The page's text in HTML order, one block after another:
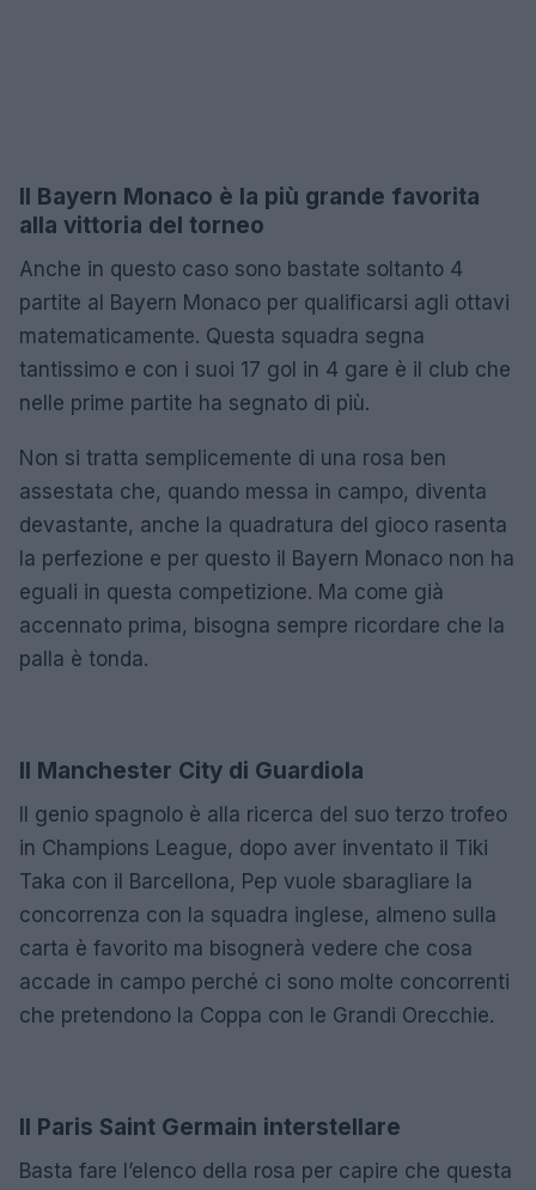
Il Bayern Monaco è la più grande favorita
alla vittoria del torneo
Anche in questo caso sono bastate soltanto 4
partite al Bayern Monaco per qualificarsi agli ottavi
matematicamente. Questa squadra segna
tantissimo e con i suoi 17 gol in 4 gare è il club che
nelle prime partite ha segnato di più.
Non si tratta semplicemente di una rosa ben
assestata che, quando messa in campo, diventa
devastante, anche la quadratura del gioco rasenta
la perfezione e per questo il Bayern Monaco non ha
eguali in questa competizione. Ma come già
accennato prima, bisogna sempre ricordare che la
palla è tonda.
Il Manchester City di Guardiola
Il genio spagnolo è alla ricerca del suo terzo trofeo
in Champions League, dopo aver inventato il Tiki
Taka con il Barcellona, Pep vuole sbaragliare la
concorrenza con la squadra inglese, almeno sulla
carta è favorito ma bisognerà vedere che cosa
accade in campo perché ci sono molte concorrenti
che pretendono la Coppa con le Grandi Orecchie.
Il Paris Saint Germain interstellare
Basta fare l’elenco della rosa per capire che questa